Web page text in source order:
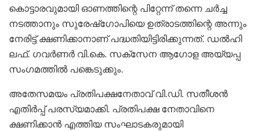
കൊട്ടാരവുമായി ഓണത്തിന്റെ പിറ്റേന്ന് തന്നെ ചര്‍ച്ച
നടത്താനും സുരേഷ്‌ഗോപിയെ ഉത്രാടത്തിന്റെ അന്നും
നേരിട്ട് ക്ഷണിക്കാനാണ് പദ്ധതിയിട്ടിരിക്കുന്നത്. ഡല്‍ഹി
ലഫ്. ഗവര്‍ണര്‍ വി.കെ. സക്സേന ആഗോള അയ്യപ്പ
സംഗമത്തില്‍ പങ്കെടുക്കും.
അതേസമയം പ്രതിപക്ഷനേതാവ് വി.ഡി. സതീശന്‍
എതിര്‍പ്പ് പരസ്യമാക്കി. പ്രതിപക്ഷ നേതാവിനെ
ക്ഷണിക്കാന്‍ എത്തിയ സംഘാടകരുമായി